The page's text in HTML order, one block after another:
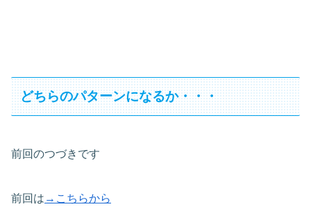
どちらのパターンになるか・・・
前回のつづきです
前回は →こちらから